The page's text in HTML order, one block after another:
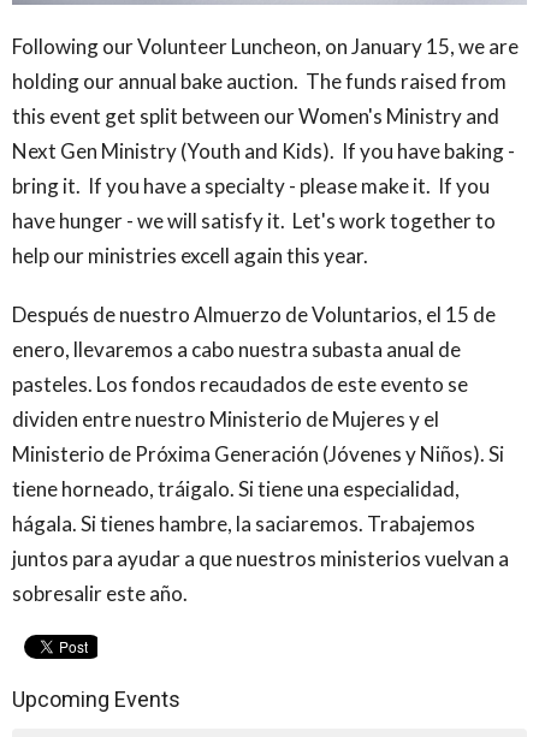
Following our Volunteer Luncheon, on January 15, we are
holding our annual bake auction. The funds raised from
this event get split between our Women's Ministry and
Next Gen Ministry (Youth and Kids). If you have baking -
bring it. If you have a specialty - please make it. If you
have hunger - we will satisfy it. Let's work together to
help our ministries excell again this year.
Después de nuestro Almuerzo de Voluntarios, el 15 de
enero, llevaremos a cabo nuestra subasta anual de
pasteles. Los fondos recaudados de este evento se
dividen entre nuestro Ministerio de Mujeres y el
Ministerio de Próxima Generación (Jóvenes y Niños). Si
tiene horneado, tráigalo. Si tiene una especialidad,
hágala. Si tienes hambre, la saciaremos. Trabajemos
juntos para ayudar a que nuestros ministerios vuelvan a
sobresalir este año.
Upcoming Events